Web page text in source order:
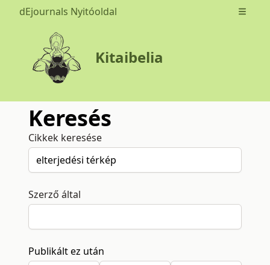
dEjournals Nyitóoldal Open
Kitaibelia
Keresés
Cikkek keresése
Szerző által
Publikált ez után